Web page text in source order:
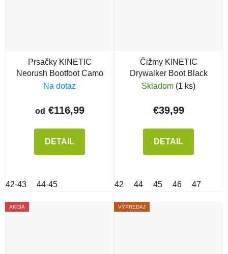
Prsačky KINETIC
Neorush Bootfoot Camo
Na dotaz
od €116,99
DETAIL
42-43 44-45
Čižmy KINETIC
Drywalker Boot Black
Skladom (1 ks)
€39,99
DETAIL
42 44 45 46 47
AKCIA VÝPREDAJ